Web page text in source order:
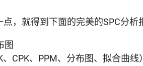
，就得到下面的完美的SPC分析
图
CPK、PPM、分布图、拟合曲线）